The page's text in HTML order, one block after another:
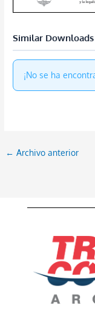
Similar Downloads
¡No se ha
← Archivo anterior